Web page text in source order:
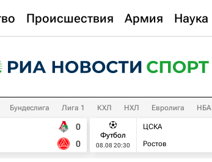
Происшествия Армия Наука
Бундеслига Лига 1 КХЛ НХЛ Евролига НБА
0
0
Футбол
08.08 20:30
ЦСКА
Ростов